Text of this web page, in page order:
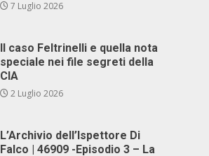
7 Luglio 2026
Il caso Feltrinelli e quella nota
speciale nei file segreti della
CIA
2 Luglio 2026
L’Archivio dell’Ispettore Di
Falco | 46909 -Episodio 3 – La